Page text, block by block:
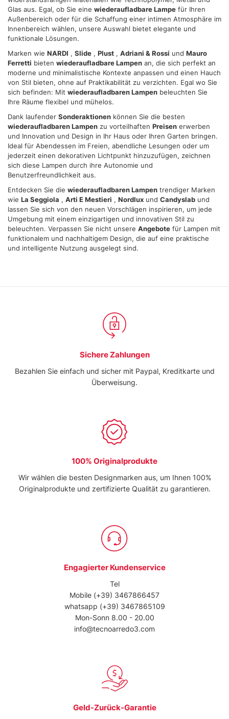
Utilizziamo i cookie per personalizzare contenuti ed
annunci, per fornire funzionalità dei social media e per
informazioni sul modo in cui utilizza il nostro sito con i
nostri partner che si occupano di analisi dei dati web,
pubblicità e social media, i quali potrebbero combinarle
con altre informazioni che ha fornito loro o che hanno
Glas aus. Egal, ob Sie eine wiederaufladbare Lampe für Ihren
Außenbereich oder für die Schaffung einer intimen Atmosphäre im
Innenbereich wählen, unsere Auswahl bietet elegante und
funktionale Lösungen.
Marken wie NARDI , Slide , Plust , Adriani & Rossi und Mauro
Ferretti bieten wiederaufladbare Lampen an, die sich perfekt an
moderne und minimalistische Kontexte anpassen und einen Hauch
von Stil bieten, ohne auf Praktikabilität zu verzichten. Egal wo Sie
sich befinden: Mit wiederaufladbaren Lampen beleuchten Sie
Ihre Räume flexibel und mühelos.
Dank laufender Sonderaktionen können Sie die besten
wiederaufladbaren Lampen zu vorteilhaften Preisen erwerben
und Innovation und Design in Ihr Haus oder Ihren Garten bringen.
Ideal für Abendessen im Freien, abendliche Lesungen oder um
jederzeit einen dekorativen Lichtpunkt hinzuzufügen, zeichnen
sich diese Lampen durch ihre Autonomie und
Benutzerfreundlichkeit aus.
Entdecken Sie die wiederaufladbaren Lampen trendiger Marken
wie La Seggiola , Arti E Mestieri , Nordlux und Candyslab und
lassen Sie sich von den neuen Vorschlägen inspirieren, um jede
Umgebung mit einem einzigartigen und innovativen Stil zu
beleuchten. Verpassen Sie nicht unsere Angebote für Lampen mit
funktionalem und nachhaltigem Design, die auf eine praktische
und intelligente Nutzung ausgelegt sind.
Sichere Zahlungen
Bezahlen Sie einfach und sicher mit Paypal, Kreditkarte und
Überweisung.
100% Originalprodukte
Wir wählen die besten Designmarken aus, um Ihnen 100%
Originalprodukte und zertifizierte Qualität zu garantieren.
Engagierter Kundenservice
Tel
Mobile (+39) 3467866457
whatsapp (+39) 3467865109
Mon-Sonn 8.00 - 20.00
info@tecnoarredo3.com
Geld-Zurück-Garantie